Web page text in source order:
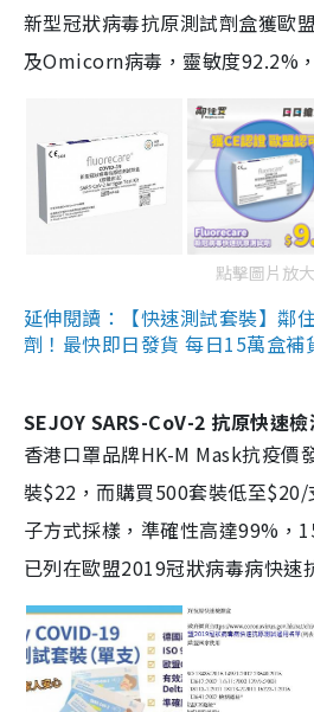
新型冠狀病毒抗原測試劑盒獲歐
及Omicorn病毒，靈敏度92.2%
點擊圖片放大
延伸閱讀：【快速測試套裝】鄰
劑！最快即日發貨 每日15萬盒補
SEJOY SARS-CoV-2 抗原快速檢
香港口罩品牌HK-M Mask抗疫價
裝$22，而購買500套裝低至
子方式採樣，準確性高達99%，
已列在歐盟2019冠狀病毒病快速